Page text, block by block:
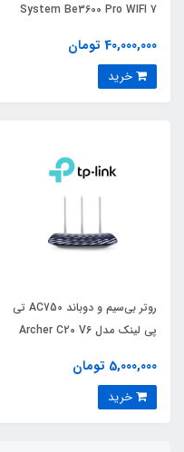
System Be3600 Pro WIFI 7
40,000,000 تومان
روتر بی‌سیم و دوباند AC750 تی
پی لينک مدل Archer C20 V6
5,000,000 تومان